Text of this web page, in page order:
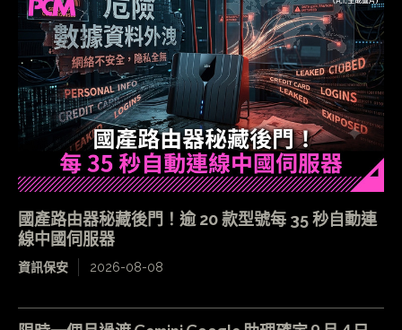
國產路由器秘藏後門！逾 20 款型號每 35 秒自動連
線中國伺服器
資訊保安 2026-08-08